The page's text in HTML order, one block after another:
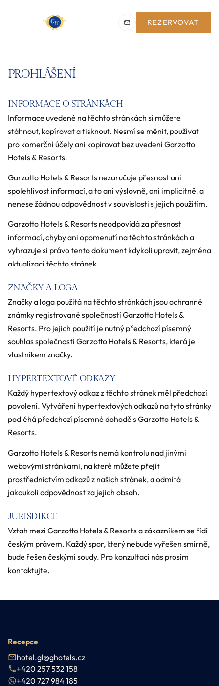
REZERVOVAT
PROHLÁŠENÍ
INFORMACE O STRÁNKÁCH
Informace uvedené na těchto stránkách si můžete
stáhnout, kopírovat a tisknout. Nesmí se měnit, používat
pro komerční účely ani kopírovat bez uvedení Garzotto
Hotels & Resorts.
Garzotto Hotels & Resorts nezaručuje přesnost ani
spolehlivost informací, a to ani výslovně, ani implicitně, a
nenese žádnou odpovědnost v souvislosti s jejich použitím.
Garzotto Hotels & Resorts neodpovídá za přesnost
informací, chyby ani opomenutí na těchto stránkách a
vyhrazuje si právo tento dokument kdykoli upravit, zejména
aktualizací těchto stránek.
ZNAČKY A LOGA
Značky a loga použitá na těchto stránkách jsou ochranné
známky registrované společností Garzotto Hotels &
Resorts. Pro jejich použití je nutný předchozí písemný
souhlas společnosti Garzotto Hotels & Resorts, která je
vlastníkem značky.
HYPERTEXTOVÉ ODKAZY
Každý hypertextový odkaz z těchto stránek měl předchozí
povolení. Vytváření hypertextových odkazů na tyto stránky
podléhá předchozí písemné dohodě s Garzotto Hotels &
Resorts.
Garzotto Hotels & Resorts nemá kontrolu nad jinými
webovými stránkami, na které můžete přejít
prostřednictvím odkazů z našich stránek, a odmítá
jakoukoli odpovědnost za jejich obsah.
JURISDIKCE
Vztah mezi Garzotto Hotels & Resorts a zákazníkem se řídí
českým právem. Každý spor, který nebude vyřešen smírně,
bude řešen českými soudy. Pro konzultaci nás prosím
kontaktujte.
Recepce
hotel.gl@ghotels.cz
+420 257 532 158
+420 727 984 185